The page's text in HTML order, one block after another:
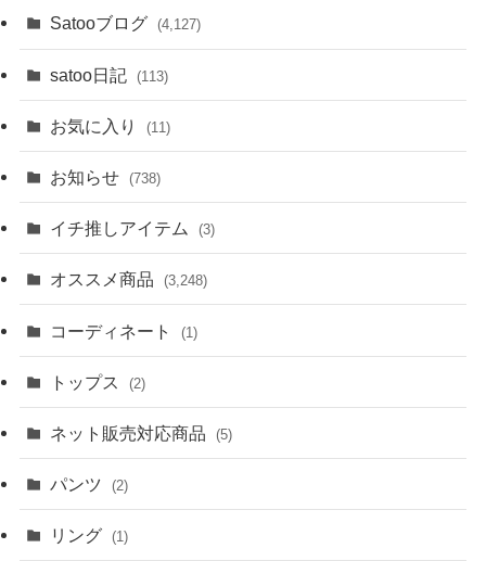
Satooブログ (4,127)
satoo日記 (113)
お気に入り (11)
お知らせ (738)
イチ推しアイテム (3)
オススメ商品 (3,248)
コーディネート (1)
トップス (2)
ネット販売対応商品 (5)
パンツ (2)
リング (1)